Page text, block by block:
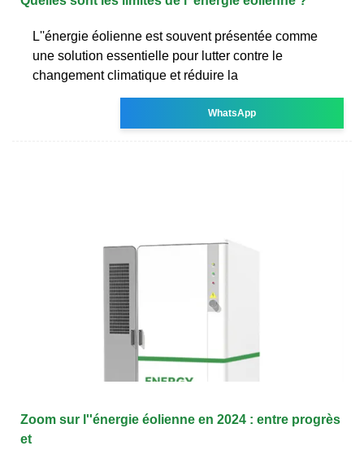
L''énergie éolienne est souvent présentée comme
une solution essentielle pour lutter contre le
changement climatique et réduire la
WhatsApp
Zoom sur l''énergie éolienne en 2024 : entre progrès
et